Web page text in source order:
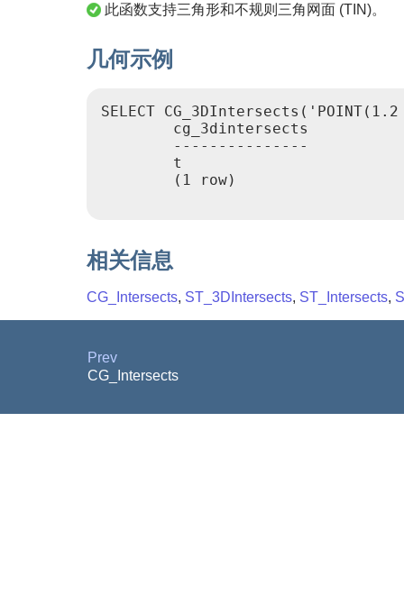
此函数支持三角形和不规则三角网面 (TIN)。
几何示例
SELECT
        cg_3dintersects
        ---------------
        t
        (1 row)
相关信息
CG_Intersects, ST_3DIntersects, ST_Intersects,
Prev
CG_Intersects